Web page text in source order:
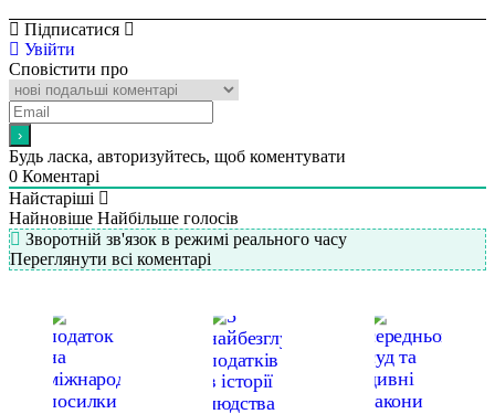
Підписатися
Увійти
Сповістити про
Будь ласка, авторизуйтесь, щоб коментувати
0 Коментарі
Найстаріші
Найновіше Найбільше голосів
Зворотній зв'язок в режимі реального часу
Переглянути всі коментарі